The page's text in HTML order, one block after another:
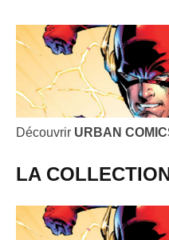
Découvrir URBAN
LA